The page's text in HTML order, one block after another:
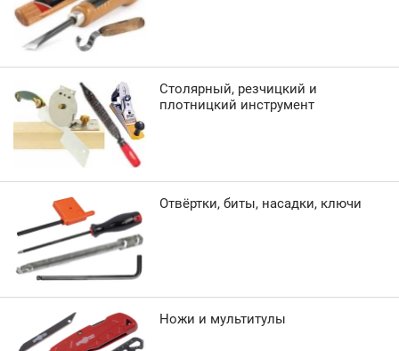
Столярный, резчицкий и
плотницкий инструмент
Отвёртки, биты, насадки, ключи
Ножи и мультитулы